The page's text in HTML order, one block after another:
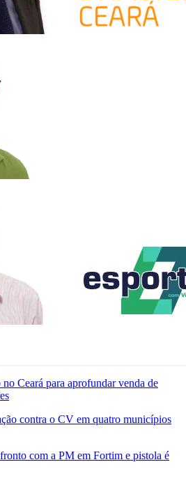
Ceará para aprofundar venda de
contra o CV em quatro municípios
com a PM em Fortim e pistola é